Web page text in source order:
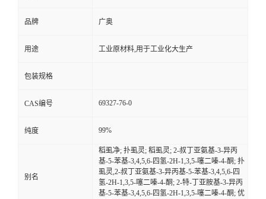
品牌 广奥
用途 工业原材料,用于工业化大生产
包装规格
CAS编号 69327-76-0
纯度 99%
别名
稻虱净; 扑虱灵; 稻虱灵; 2-叔丁亚氨基-3-异丙
基-5-苯基-3,4,5,6-四氢-2H-1,3,5-噻二嗪-4-酮; 扑
虱灵,2-叔丁亚氨基-3-异丙基-5-苯基-3,4,5,6-四
氢-2H-1,3,5-噻二嗪-4-酮; 2-特-丁亚胺基-3-异丙
基-5-苯基-3,4,5,6-四氢-2H-1,3,5-噻二嗪-4-酮; 优